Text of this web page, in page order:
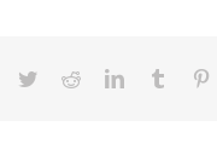
Facebook
TwitterRedditLinkedInTumblr